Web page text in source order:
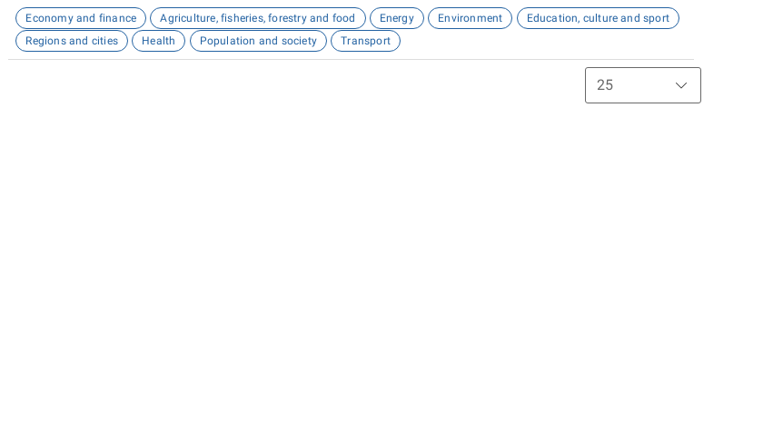
Economy and finance Agriculture, fisheries, forestry and food Energy Environment
Education, culture and sport
Regions and cities
Health Population and society Transport